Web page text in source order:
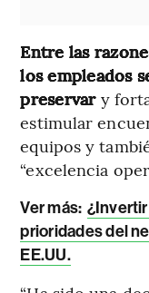
Entre las
los empleados
preservar y
estimular
equipos y
“excelencia
Ver más:
prioridades del
EE.UU.